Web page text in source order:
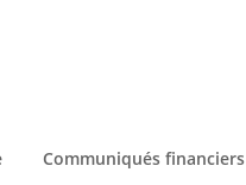
Communiqués financiers